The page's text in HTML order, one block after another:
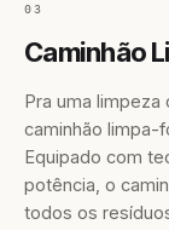
03
Caminhão
Pra uma limpeza
caminhão limpa-
Equipado com
potência, o
todos os